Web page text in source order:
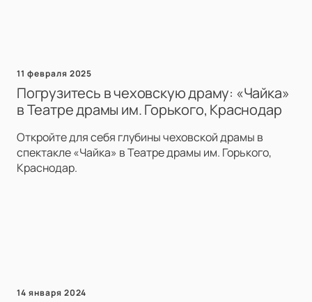
11 февраля 2025
Погрузитесь в чеховскую драму: «Чайка»
в Театре драмы им. Горького, Краснодар
Откройте для себя глубины чеховской драмы в
спектакле «Чайка» в Театре драмы им. Горького,
Краснодар.
14 января 2024